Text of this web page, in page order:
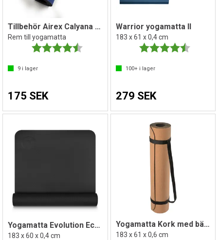
Tillbehör Airex Calyana Bärrem
Rem till yogamatta
Betyg:
4.3 utav 5 stjärnor
9 i lager
175 SEK
Warrior yogamatta II
183 x 61 x 0,4 cm
Betyg:
100+i lager
279 SEK
Yogamatta Evolution Eco Svart
183 x 60 x 0,4 cm
Yogamatta Kork med bärrem
183 x 61 x 0,6 cm